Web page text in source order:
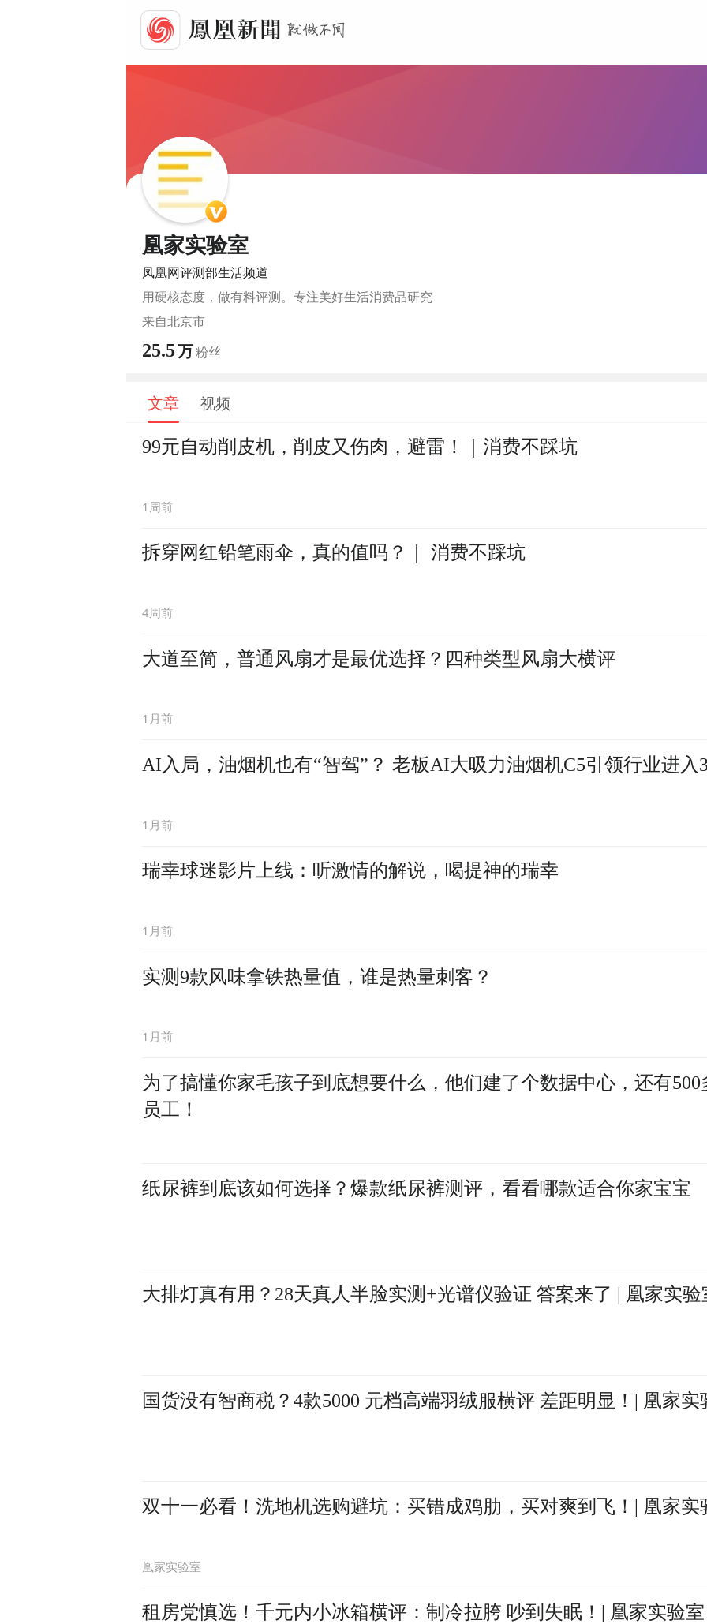
凰家实验室
凤凰网评测部生活频道
用硬核态度，做有料评测。专注美好生活消费品研究
来自北京市
25.5万粉丝
文章 视频
99元自动削皮机，削皮又伤肉，避雷！｜消费不踩坑
1周前
拆穿网红铅笔雨伞，真的值吗？｜ 消费不踩坑
4周前
大道至简，普通风扇才是最优选择？四种类型风扇大横评
1月前
AI入局，油烟机也有“智驾”？ 老板AI大吸力油烟机C5引领行业进入
1月前
瑞幸球迷影片上线：听激情的解说，喝提神的瑞幸
1月前
实测9款风味拿铁热量值，谁是热量刺客？
1月前
为了搞懂你家毛孩子到底想要什么，他们建了个数据中心，还有500
员工！
纸尿裤到底该如何选择？爆款纸尿裤测评，看看哪款适合你家宝宝
大排灯真有用？28天真人半脸实测+光谱仪验证 答案来了 | 凰家实验
国货没有智商税？4款5000 元档高端羽绒服横评 差距明显！| 凰家实
双十一必看！洗地机选购避坑：买错成鸡肋，买对爽到飞！| 凰家实
凰家实验室
租房党慎选！千元内小冰箱横评：制冷拉胯 吵到失眠！| 凰家实验室